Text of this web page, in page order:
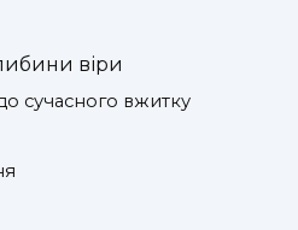
віри
сучасного вжитку